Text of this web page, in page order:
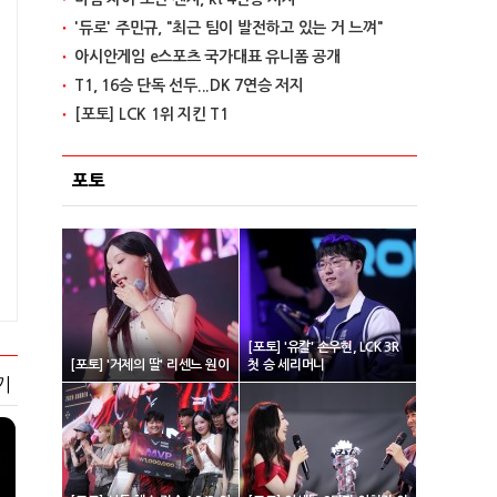
'듀로' 주민규, "최근 팀이 발전하고 있는 거 느껴"
아시안게임 e스포츠 국가대표 유니폼 공개
T1, 16승 단독 선두...DK 7연승 저지
[포토] LCK 1위 지킨 T1
포토
[포토] '거제의 딸' 리센느 원이
[포토] '유칼' 손우현, LCK 3R
첫 승 세리머니